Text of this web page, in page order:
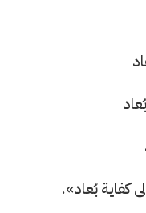
كفاية بُعاد».